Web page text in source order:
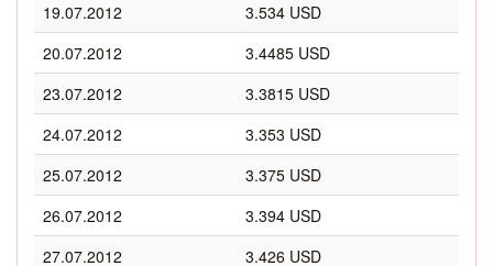
19.07.2012
3.534 USD
20.07.2012
3.4485 USD
23.07.2012
3.3815 USD
24.07.2012
3.353 USD
25.07.2012
3.375 USD
26.07.2012
3.394 USD
27.07.2012
3.426 USD